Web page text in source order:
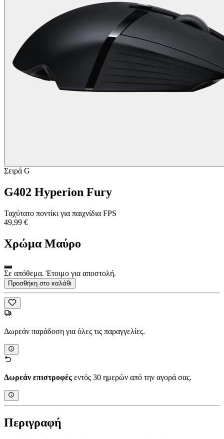
Σειρά G
G402 Hyperion Fury
Ταχύτατο ποντίκι για παιχνίδια FPS
49,99 €
Χρώμα Μαύρο
Σε απόθεμα. Έτοιμο για αποστολή.
Προσθήκη στο καλάθι
Δωρεάν παράδοση για όλες τις παραγγελίες.
Δωρεάν επιστροφές εντός 30 ημερών από την αγορά σας.
Περιγραφή